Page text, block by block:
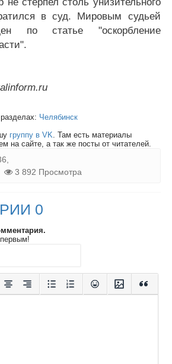
в суд. Мировым судьей
по статье "оскорбление
Челябинск
группу в VK. Там есть материалы
на сайте, а так же посты от читателей.
3 892 Просмотра
0